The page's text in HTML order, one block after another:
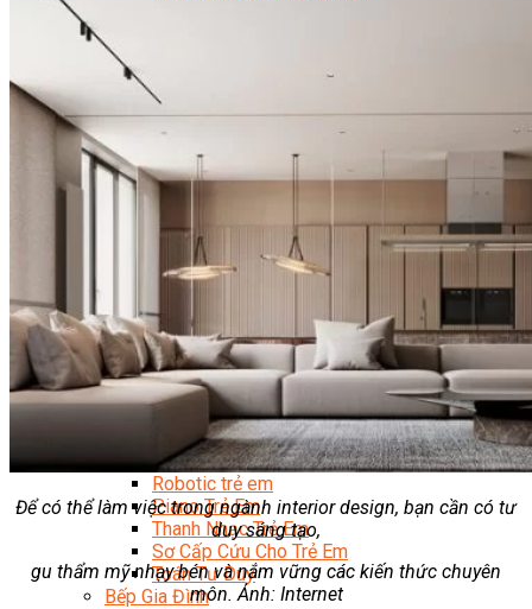
Adobe Photoshop – Illustrator
Hội Họa Thiếu Nhi
Digital Art For Kids
Venus Academy
Sunny STEAM Academy
Trại Hè Kỹ Năng
Chuyên Đề Á Âu Kitchen For Kid & Teen
Chuyên Đề Kỹ Năng Sống
Khóa Học Nấu Ăn Cho Bé
Digital Art For Kids
Khóa Học Thiết Kế Truyện Tranh Ai
Khóa Học Họa Sĩ Ai
Khóa Học Biên Tập Video Với Ai
Mc Nhí
Kỳ Thủ Cờ Vua
Lập Trình Cho Trẻ Em
Robotic trẻ em
Piano Trẻ Em
Thanh Nhạc Trẻ Em
Sơ Cấp Cứu Cho Trẻ Em
Toán Tư Duy
Bếp Gia Đình
Để có thể làm việc trong ngành interior design, bạn cần có tư
duy sáng tạo,
gu thẩm mỹ nhạy bén và nắm vững các kiến thức chuyên
môn. Ảnh: Internet